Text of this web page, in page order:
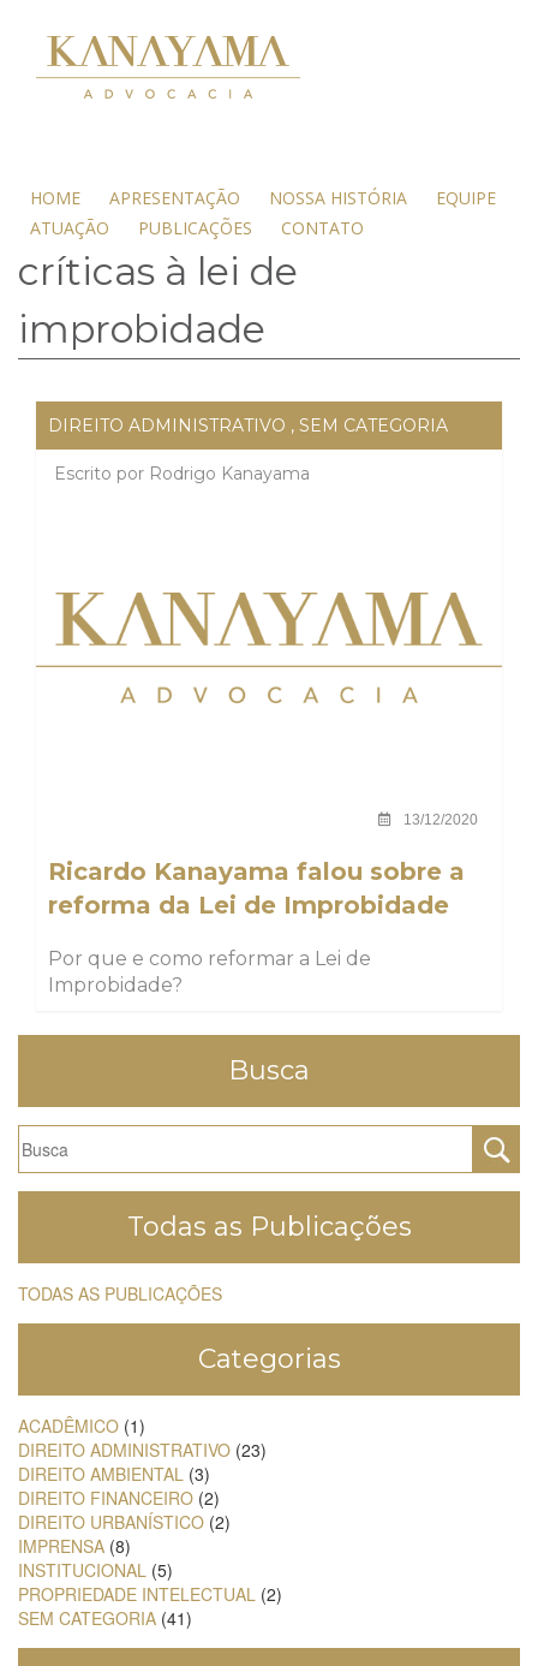
HOME APRESENTAÇÃO NOSSA HISTÓRIA
EQUIPE
ATUAÇÃO
PUBLICAÇÕES CONTATO
críticas à lei de
improbidade
DIREITO ADMINISTRATIVO , SEM CATEGORIA
Escrito por Rodrigo Kanayama
13/12/2020
Ricardo Kanayama falou sobre a
reforma da Lei de Improbidade
Por que e como reformar a Lei de
Improbidade?
Busca
Todas as Publicações
TODAS AS PUBLICAÇÕES
Categorias
ACADÊMICO (1)
DIREITO ADMINISTRATIVO (23)
DIREITO AMBIENTAL (3)
DIREITO FINANCEIRO (2)
DIREITO URBANÍSTICO (2)
IMPRENSA (8)
INSTITUCIONAL (5)
PROPRIEDADE INTELECTUAL (2)
SEM CATEGORIA (41)